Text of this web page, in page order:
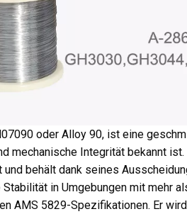
oder Alloy 90, ist eine
mechanische Integrität bekannt
und behält dank seines
in Umgebungen mit mehr
AMS 5829-Spezifikationen. Er